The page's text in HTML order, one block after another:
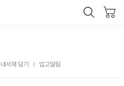
내서재 담기 입고알림